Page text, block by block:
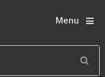
Menu